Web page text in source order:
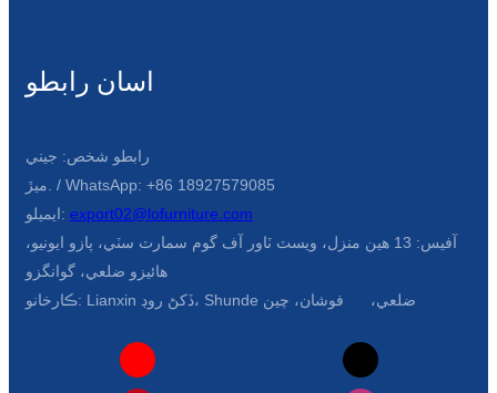
اسان رابطو
رابطو شخص: جيني
ميڙ. / WhatsApp: +86 18927579085
ايميلو: export02@lofurniture.com
آفيس: 13 هين منزل، ويسٽ ٽاور آف گوم سمارٽ سٽي، پازو ايونيو،
هائيزو ضلعي، گوانگزو
ڪارخانو: Lianxin ڏکڻ روڊ، Shunde ضلعي، فوشان، چين